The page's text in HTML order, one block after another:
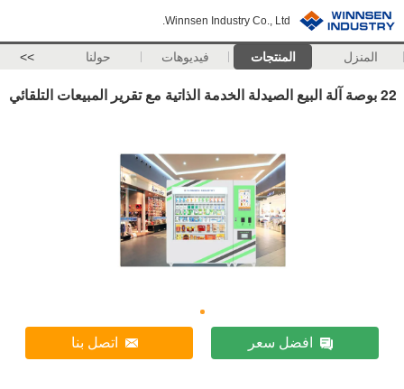
Winnsen Industry Co., Ltd.
المنزل المنتجات فيديوهات حولنا >>
22 بوصة آلة البيع الصيدلة الخدمة الذاتية مع تقرير المبيعات التلقائي
افضل سعر اتصل بنا